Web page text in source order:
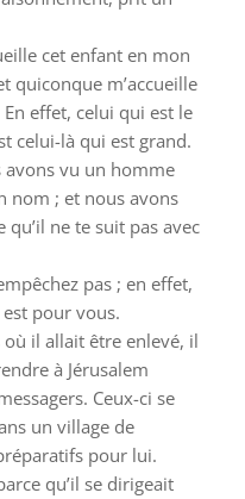
cet enfant en mon
quiconque m’accueille
effet, celui qui est le
celui-là qui est grand.
avons vu un homme
nom ; et nous avons
qu’il ne te suit pas avec
pas ; en effet,
pour vous.
il allait être enlevé, il
à Jérusalem
Ceux-ci se
un village de
pour lui.
qu’il se dirigeait